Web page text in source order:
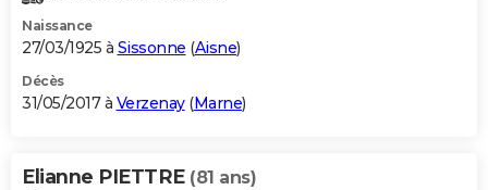
Naissance
27/03/1925 à Sissonne (Aisne)
Décès
31/05/2017 à Verzenay(Marne)
Elianne PIETTRE (81 ans)